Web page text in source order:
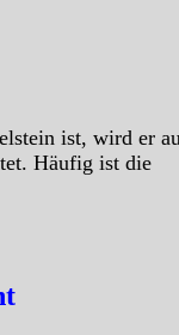
ist, wird er
Häufig ist die